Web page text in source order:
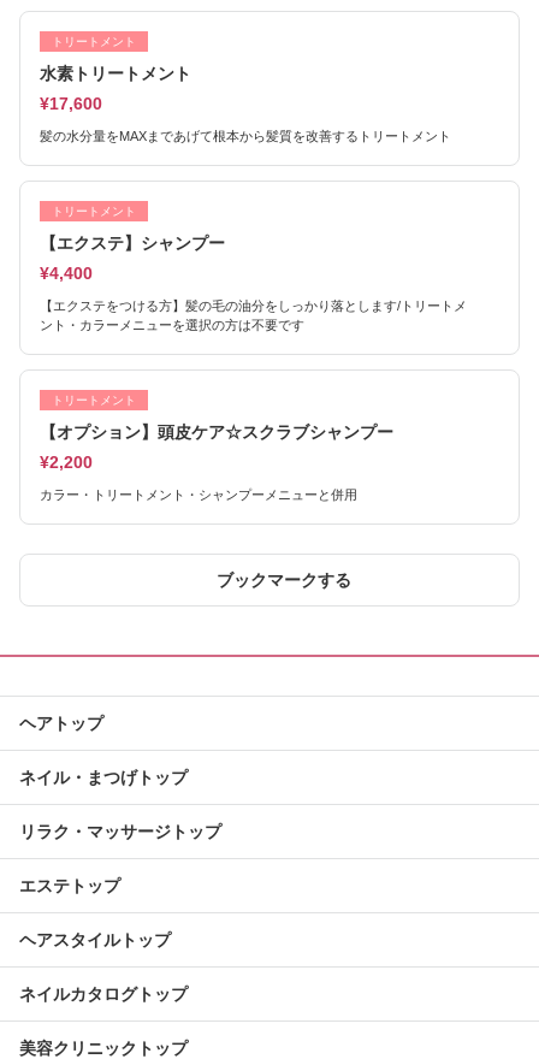
トリートメント
水素トリートメント
¥17,600
髪の水分量をMAXまであげて根本から髪質を改善するトリートメント
トリートメント
【エクステ】シャンプー
¥4,400
【エクステをつける方】髪の毛の油分をしっかり落とします/トリートメ
ント・カラーメニューを選択の方は不要です
トリートメント
【オプション】頭皮ケア☆スクラブシャンプー
¥2,200
カラー・トリートメント・シャンプーメニューと併用
ブックマークする
ヘアトップ
ネイル・まつげトップ
リラク・マッサージトップ
エステトップ
ヘアスタイルトップ
ネイルカタログトップ
美容クリニックトップ